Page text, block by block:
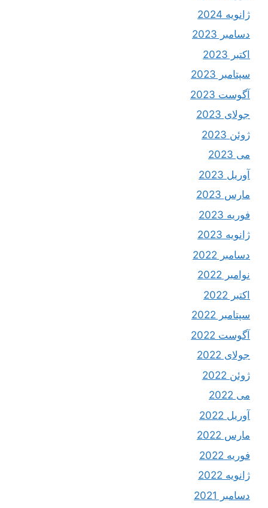
ژانویه 2024
دسامبر 2023
اکتبر 2023
سپتامبر 2023
آگوست 2023
جولای 2023
ژوئن 2023
می 2023
آوریل 2023
مارس 2023
فوریه 2023
ژانویه 2023
دسامبر 2022
نوامبر 2022
اکتبر 2022
سپتامبر 2022
آگوست 2022
جولای 2022
ژوئن 2022
می 2022
آوریل 2022
مارس 2022
فوریه 2022
ژانویه 2022
دسامبر 2021